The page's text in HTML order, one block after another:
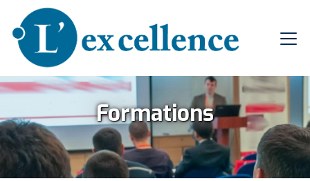
Formations